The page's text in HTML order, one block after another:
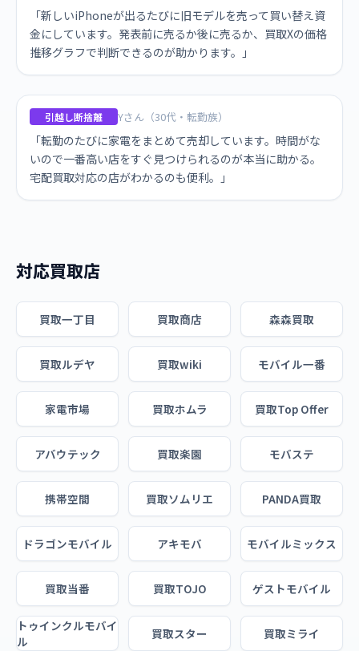
「新しいiPhoneが出るたびに旧モデルを売って買い替え資
金にしています。発表前に売るか後に売るか、買取Xの価格
推移グラフで判断できるのが助かります。」
引越し断捨離 Yさん（30代・転勤族）
「転勤のたびに家電をまとめて売却しています。時間がな
いので一番高い店をすぐ見つけられるのが本当に助かる。
宅配買取対応の店がわかるのも便利。」
対応買取店
買取一丁目 買取商店 森森買取
買取ルデヤ 買取wiki モバイル一番
家電市場 買取ホムラ 買取Top Offer
アバウテック 買取楽園 モバステ
携帯空間 買取ソムリエ PANDA買取
ドラゴンモバイル アキモバ モバイルミックス
買取当番 買取TOJO ゲストモバイル
トゥインクルモバイ
ル
買取スター 買取ミライ